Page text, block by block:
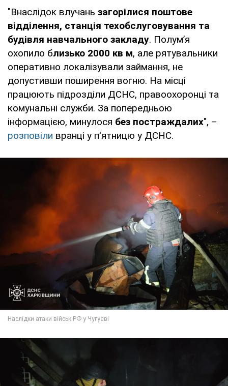
"Внаслідок влучань загорілися поштове
відділення, станція техобслуговування та
будівля навчального закладу. Полум’я
охопило близько 2000 кв м, але рятувальники
оперативно локалізували займання, не
допустивши поширення вогню. На місці
працюють підрозділи ДСНС, правоохоронці та
комунальні служби. За попередньою
інформацією, минулося без постраждалих", –
розповіли вранці у п'ятницю у ДСНС.